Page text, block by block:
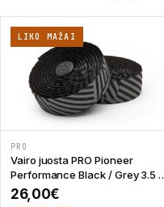
LIKO MAŽAI
PRO
Vairo juosta PRO Pioneer
Performance Black / Grey 3.5 x
2100 mm
26,00€